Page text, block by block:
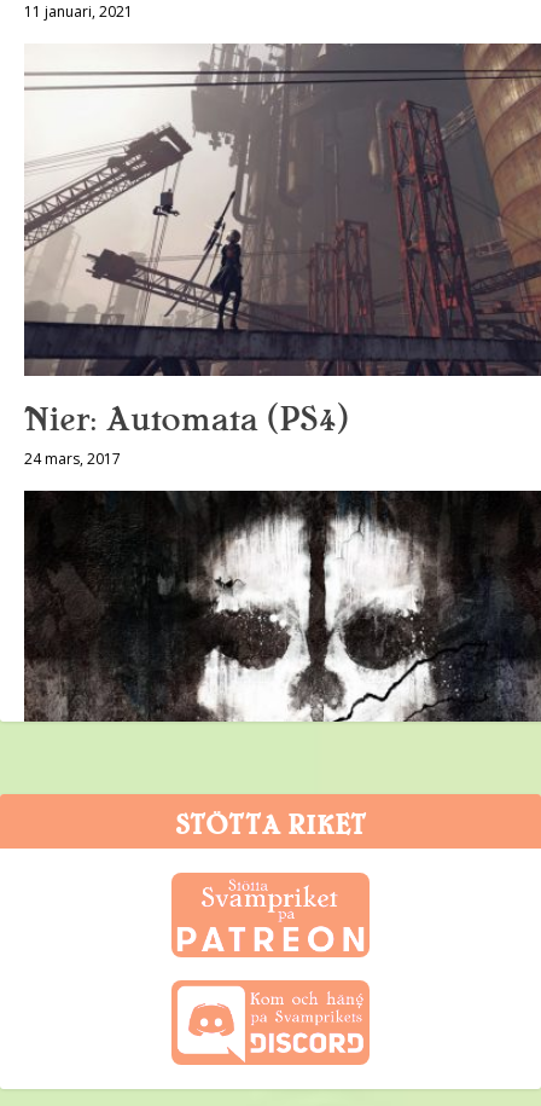
11 januari, 2021
Nier: Automata (PS4)
24 mars, 2017
Call of Duty: Ghosts (360)
STÖTTA RIKET